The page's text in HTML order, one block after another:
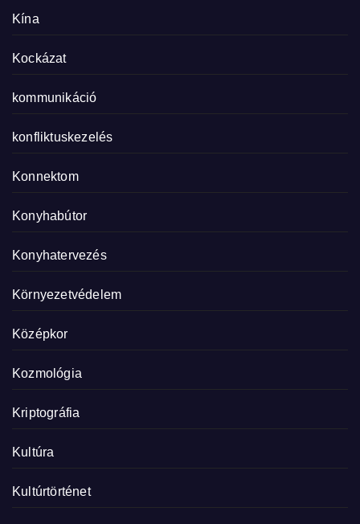
Kína
Kockázat
kommunikáció
konfliktuskezelés
Konnektom
Konyhabútor
Konyhatervezés
Környezetvédelem
Középkor
Kozmológia
Kriptográfia
Kultúra
Kultúrtörténet